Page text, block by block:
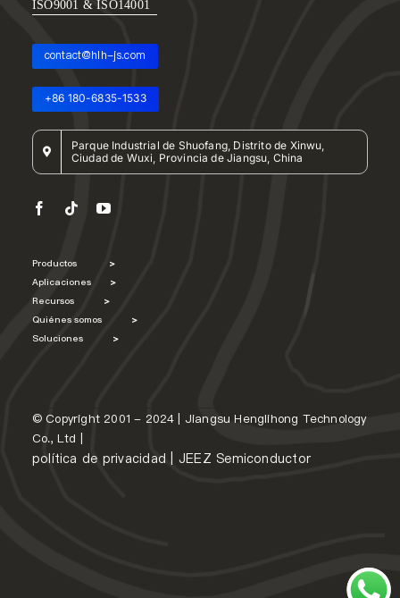
ISO9001 & ISO14001
contact@hlh-js.com
+86 180-6835-1533
Parque Industrial de Shuofang, Distrito de Xinwu,
Ciudad de Wuxi, Provincia de Jiangsu, China
Productos >
Aplicaciones >
Recursos >
Quiénes somos >
Soluciones >
© Copyright 2001 - 2024 | Jiangsu Henglihong Technology
Co., Ltd |
política de privacidad JEEZ Semiconductor